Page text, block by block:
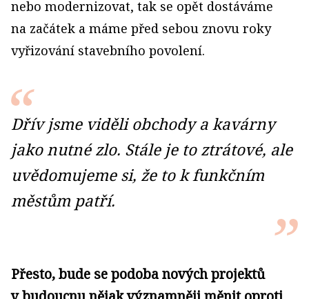
nebo modernizovat, tak se opět dostáváme
na začátek a máme před sebou znovu roky
vyřizování stavebního povolení.
Dřív jsme viděli obchody a kavárny
jako nutné zlo. Stále je to ztrátové, ale
uvědomujeme si, že to k funkčním
městům patří.
Přesto, bude se podoba nových projektů